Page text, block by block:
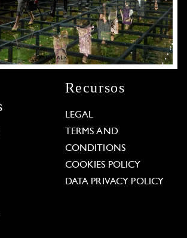
Recursos
LEGAL
TERMS AND
CONDITIONS
COOKIES POLICY
DATA PRIVACY POLICY